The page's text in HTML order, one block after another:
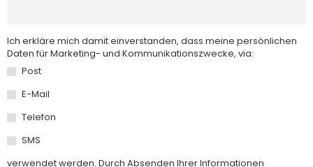
Ich erkläre mich damit einverstanden, dass meine persönlichen
Daten für Marketing- und Kommunikationszwecke, via:
Post
E-Mail
Telefon
SMS
verwendet werden. Durch Absenden Ihrer Informationen